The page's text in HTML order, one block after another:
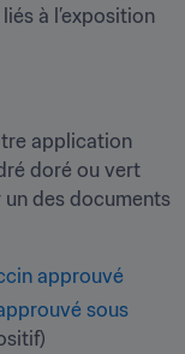
à l’exposition
application
doré ou vert
des documents
approuvé
sous